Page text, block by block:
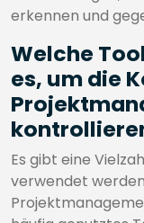
erkennen und
Welche
es, um die
Es gibt eine
verwendet